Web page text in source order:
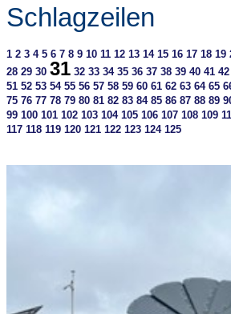
Schlagzeilen
1 2 3 4 5 6 7 8 9 10 11 12 13 14 15 16 17 18 19
28 29 30 31 32 33 34 35 36 37 38 39 40 41 42
51 52 53 54 55 56 57 58 59 60 61 62 63 64 65
75 76 77 78 79 80 81 82 83 84 85 86 87 88 89
99 100 101 102 103 104 105 106 107 108 109
117 118 119 120 121 122 123 124 125